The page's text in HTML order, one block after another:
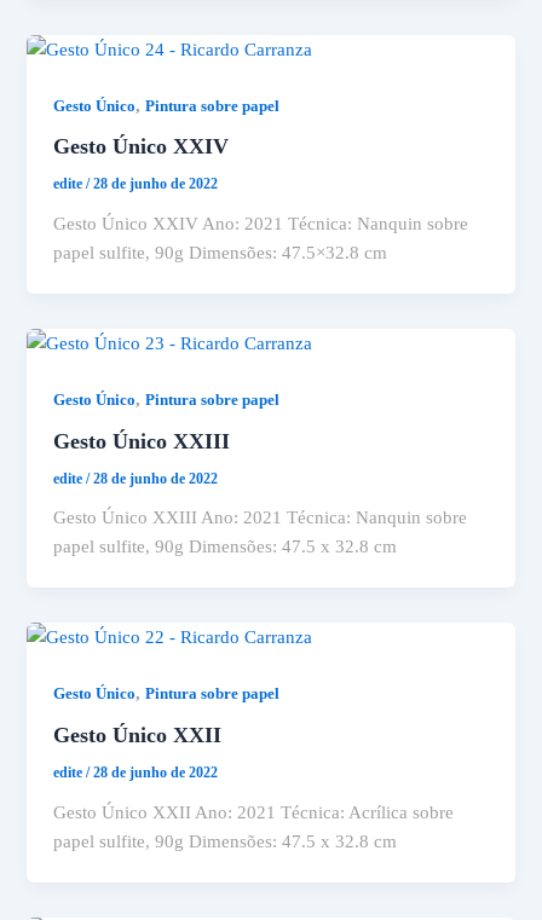
Gesto Único,Pintura sobre papel
Gesto Único XXIV
edite/28 de junho de 2022
Gesto Único XXIV Ano: 2021 Técnica: Nanquin sobre
papel sulfite, 90g Dimensões: 47.5×32.8 cm
Gesto Único,Pintura sobre papel
Gesto Único XXIII
edite/28 de junho de 2022
Gesto Único XXIII Ano: 2021 Técnica: Nanquin sobre
papel sulfite, 90g Dimensões: 47.5 x 32.8 cm
Gesto Único,Pintura sobre papel
Gesto Único XXII
edite/28 de junho de 2022
Gesto Único XXII Ano: 2021 Técnica: Acrílica sobre
papel sulfite, 90g Dimensões: 47.5 x 32.8 cm